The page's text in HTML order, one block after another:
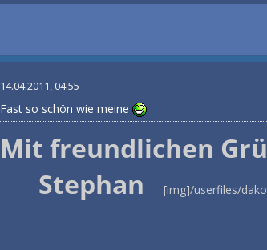
14.04.2011, 04:55
Fast so schön wie meine
Mit freundlichen
Stephan [img]/userfiles/